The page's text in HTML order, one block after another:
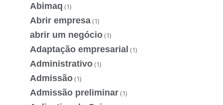
Abimaq (1)
Abrir empresa (1)
abrir um negócio (1)
Adaptação empresarial (1)
Administrativo (1)
Admissão (1)
Admissão preliminar (1)